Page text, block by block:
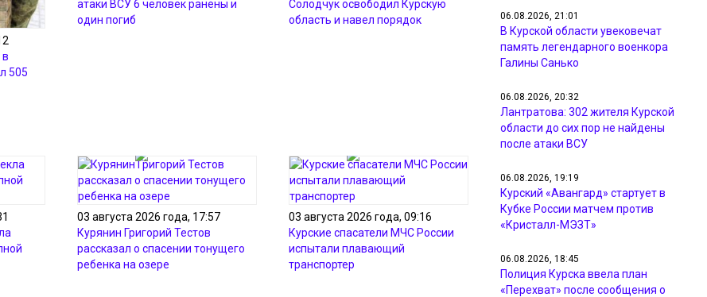
505
атаки ВСУ 6 человек ранены и
один погиб
Солодчук освободил Курскую
область и навел порядок
03 августа 2026 года, 17:57
Курянин Григорий Тестов
рассказал о спасении тонущего
ребенка на озере
03 августа 2026 года, 09:16
Курские спасатели МЧС России
испытали плавающий
транспортер
06.08.2026, 21:01
В Курской области увековечат
память легендарного военкора
Галины Санько
06.08.2026, 20:32
Лантратова: 302 жителя Курской
области до сих пор не найдены
после атаки ВСУ
06.08.2026, 19:19
Курский «Авангард» стартует в
Кубке России матчем против
«Кристалл-МЭЗТ»
06.08.2026, 18:45
Полиция Курска ввела план
«Перехват» после сообщения о